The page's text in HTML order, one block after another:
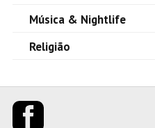
Música & Nightlife
Religião